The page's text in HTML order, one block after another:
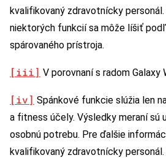
kvalifikovaný zdravotnícky
niektorých funkcií sa môže líšiť
spárovaného prístroja.
[iii] V porovnaní s radom Galaxy
[iv] Spánkové funkcie slúžia len
a fitness účely. Výsledky meraní sú
osobnú potrebu. Pre ďalšie
kvalifikovaný zdravotnícky personál.